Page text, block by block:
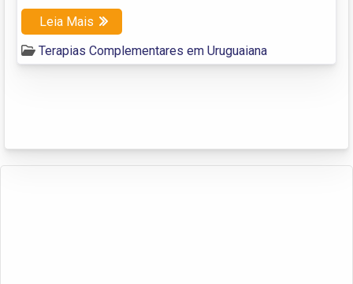
Leia Mais
Terapias Complementares em Uruguaiana